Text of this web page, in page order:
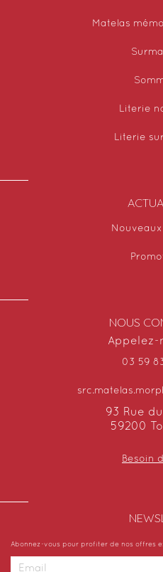
Matelas
Literie
Literie
NOUS
Appelez-
03 59
93 Rue
59200
Besoin
Abonnez-vous pour profiter de nos offres